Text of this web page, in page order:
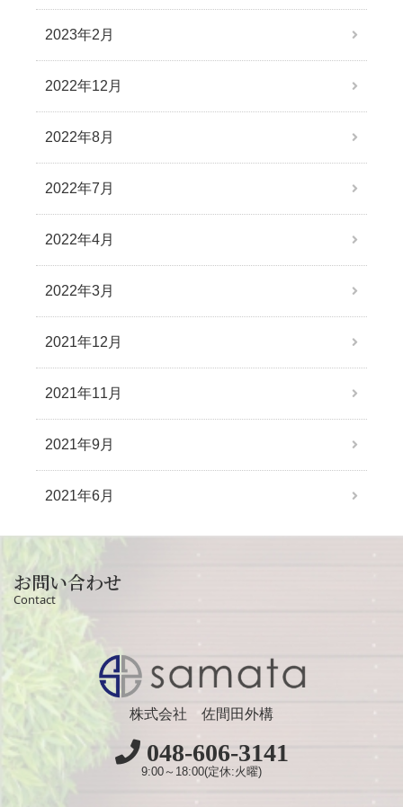
2023年2月
2022年12月
2022年8月
2022年7月
2022年4月
2022年3月
2021年12月
2021年11月
2021年9月
2021年6月
お問い合わせ
Contact
株式会社 佐間田外構
048-606-3141
9:00～18:00(定休:火曜)